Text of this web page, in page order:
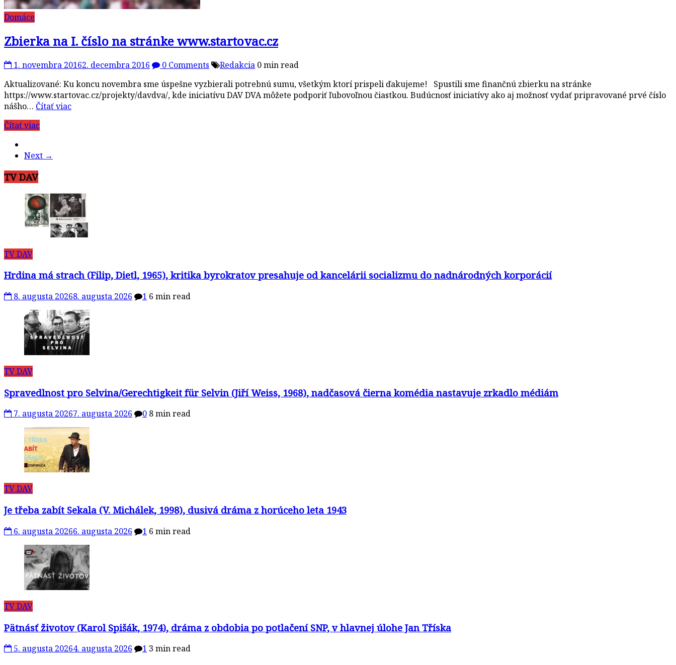
Domáce
Zbierka na I. číslo na stránke www.startovac.cz
1. novembra 20162. decembra 2016 0 Comments Redakcia 0 min read
Aktualizované: Ku koncu novembra sme úspešne vyzbierali potrebnú sumu, všetkým ktorí prispeli ďakujeme! Spustili sme finančnú zbierku na stránke
https://www.startovac.cz/projekty/davdva/, kde iniciatívu DAV DVA môžete podporiť ľubovoľnou čiastkou. Budúcnosť iniciatívy ako aj možnosť vydať pripravované prvé číslo
nášho… Čítať viac
Čítať viac
Next →
TV DAV
TV DAV
Hrdina má strach (Filip, Dietl, 1965), kritika byrokratov presahuje od kancelárii socializmu do nadnárodných korporácií
8. augusta 20268. augusta 2026 1 6 min read
TV DAV
Spravedlnost pro Selvina/Gerechtigkeit für Selvin (Jiří Weiss, 1968), nadčasová čierna komédia nastavuje zrkadlo médiám
7. augusta 20267. augusta 2026 0 8 min read
TV DAV
Je třeba zabít Sekala (V. Michálek, 1998), dusivá dráma z horúceho leta 1943
6. augusta 20266. augusta 2026 1 6 min read
TV DAV
Pätnásť životov (Karol Spišák, 1974), dráma z obdobia po potlačení SNP, v hlavnej úlohe Jan Tříska
5. augusta 20264. augusta 2026 1 3 min read